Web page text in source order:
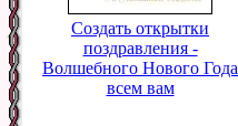
Создать открытки
поздравления -
Волшебного Нового Года
всем вам